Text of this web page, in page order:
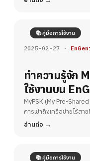
📚 คู่มือการใช้งาน
2025-02-27 ·
ทำความรู้จัก
ใช้งานบน
MyPSK (My Pre-Shared
การเข้าถึงเครือข่ายไร้ส
Fi
อ่านต่อ
📚 คู่มือการใช้งาน